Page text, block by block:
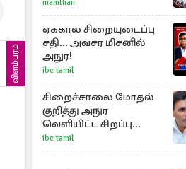
விளம்பரம்
ராசிகள்!
manithan
ஏககால சிறையுடைப்பு
சதி... அவசர மிசனில்
அநுர!
ibc tamil
சிறைச்சாலை மோதல்
குறித்து அநுர
வெளியிட்ட சிறப்பு
அறிக்கை
ibc tamil